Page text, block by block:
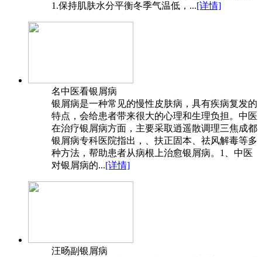
1.保持肌肤水分平衡冬季气温低，...[详情]
名中医看银屑病
银屑病是一种常见的慢性皮肤病，具有疾病复发的
特点，会给患者带来很大的心理和生理负担。中医
在治疗银屑病方面，主要采取逍遥散调理三焦成都
银屑病专科医院指出，、扶正固本、祛风解毒等多
种方法，帮助患者从病根上治愈银屑病。1、中医
对银屑病的...[详情]
汪旸副银屑病